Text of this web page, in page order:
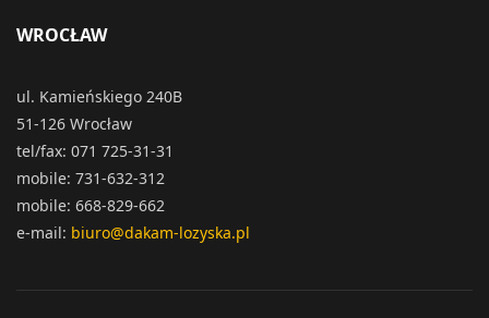
WROCŁAW
ul. Kamieńskiego 240B
51-126 Wrocław
tel/fax: 071 725-31-31
mobile: 731-632-312
mobile: 668-829-662
e-mail: biuro@dakam-lozyska.pl